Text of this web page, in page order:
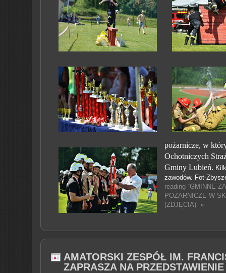
pożarnicze, w
Ochotniczych
Gminy Lubień.
zawodów. Fot-
reading “GMINNE
POŻARNICZE W
(ZDJĘCIA)” »
AMATORSKI ZESPÓŁ IM.
ZAPRASZA NA PRZEDSTAWIENIE